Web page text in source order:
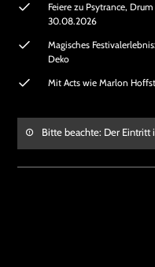
Feiere zu Psytrance,
30.08.2026
Magisches
Deko
Mit Acts wie Marlon
Bitte beachte: Der Eintritt